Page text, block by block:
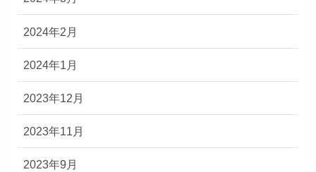
2024年2月
2024年1月
2023年12月
2023年11月
2023年9月